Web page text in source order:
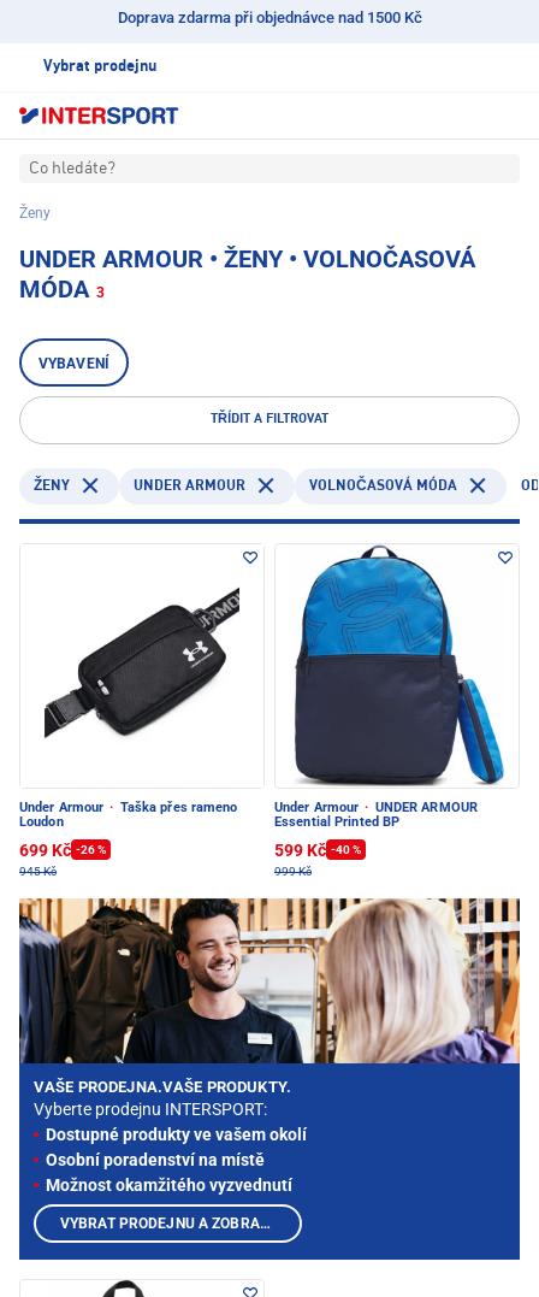
Doprava zdarma při objednávce nad 1500 Kč
Vybrat prodejnu
Co hledáte?
Ženy
UNDER ARMOUR • ŽENY • VOLNOČASOVÁ
MÓDA 3
VYBAVENÍ
TŘÍDIT A FILTROVAT
ŽENY UNDER ARMOUR VOLNOČASOVÁ MÓDA
Under Armour · Taška přes rameno
Loudon
699 Kč -26 %
945 Kč
Under Armour · UNDER ARMOUR
Essential Printed BP
599 Kč -40 %
999 Kč
VAŠE PRODEJNA.VAŠE PRODUKTY.
Vyberte prodejnu INTERSPORT:
Dostupné produkty ve vašem okolí
Osobní poradenství na místě
Možnost okamžitého vyzvednutí
VYBRAT PRODEJNU A ZOBRAZIT PRODUKTY